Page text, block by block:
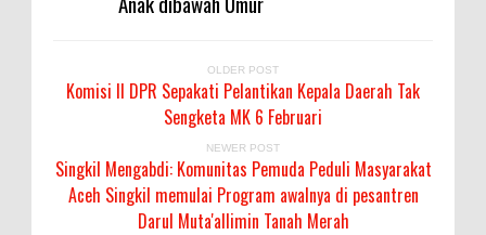
OLDER POST
Komisi II DPR Sepakati Pelantikan Kepala Daerah Tak
Sengketa MK 6 Februari
NEWER POST
Singkil Mengabdi: Komunitas Pemuda Peduli Masyarakat
Aceh Singkil memulai Program awalnya di pesantren
Darul Muta'allimin Tanah Merah